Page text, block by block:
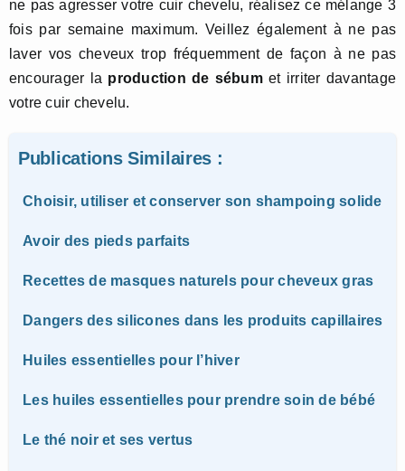
ne pas agresser votre cuir chevelu, réalisez ce mélange 3
fois par semaine maximum. Veillez également à ne pas
laver vos cheveux trop fréquemment de façon à ne pas
encourager la production de sébumet irriter davantage
votre cuir chevelu.
Publications Similaires :
Choisir, utiliser et conserver son shampoing solide
Avoir des pieds parfaits
Recettes de masques naturels pour cheveux gras
Dangers des silicones dans les produits capillaires
Huiles essentielles pour l’hiver
Les huiles essentielles pour prendre soin de bébé
Le thé noir et ses vertus